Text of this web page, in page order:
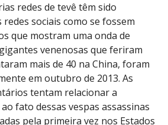
redes de tevê têm sido
sociais como se fossem
que mostram uma onda de
venenosas que feriram
mais de 40 na China, foram
em outubro de 2013. As
tentam relacionar a
fato dessas vespas assassinas
pela primeira vez nos Estados